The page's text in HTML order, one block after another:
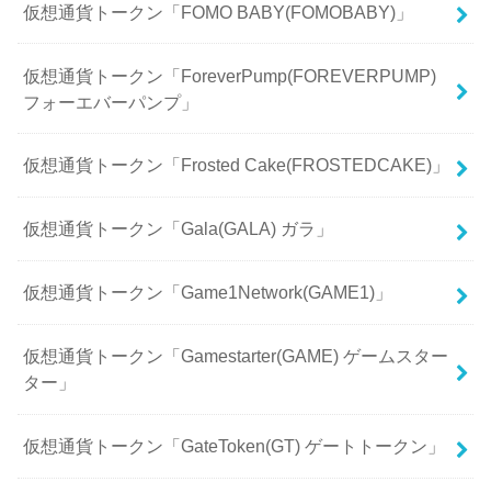
仮想通貨トークン「FOMO BABY(FOMOBABY)」
仮想通貨トークン「ForeverPump(FOREVERPUMP)
フォーエバーパンプ」
仮想通貨トークン「Frosted Cake(FROSTEDCAKE)」
仮想通貨トークン「Gala(GALA) ガラ」
仮想通貨トークン「Game1Network(GAME1)」
仮想通貨トークン「Gamestarter(GAME) ゲームスター
ター」
仮想通貨トークン「GateToken(GT) ゲートトークン」